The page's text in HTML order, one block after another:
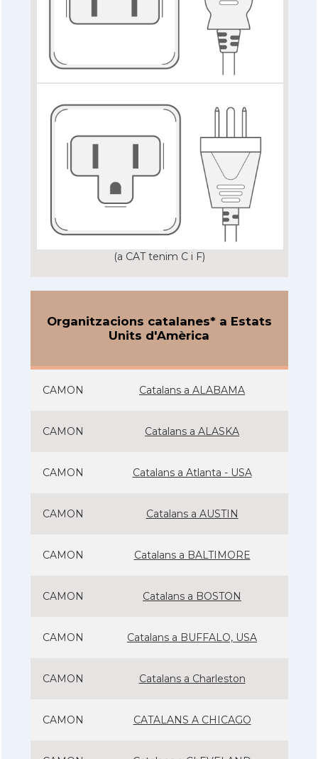
(a CAT tenim C i F)
Organitzacions catalanes* a Estats
Units d'Amèrica
CAMON Catalans a ALABAMA
CAMON Catalans a ALASKA
CAMON Catalans a Atlanta - USA
CAMON Catalans a AUSTIN
CAMON Catalans a BALTIMORE
CAMON Catalans a BOSTON
CAMON Catalans a BUFFALO, USA
CAMON Catalans a Charleston
CAMON CATALANS A CHICAGO